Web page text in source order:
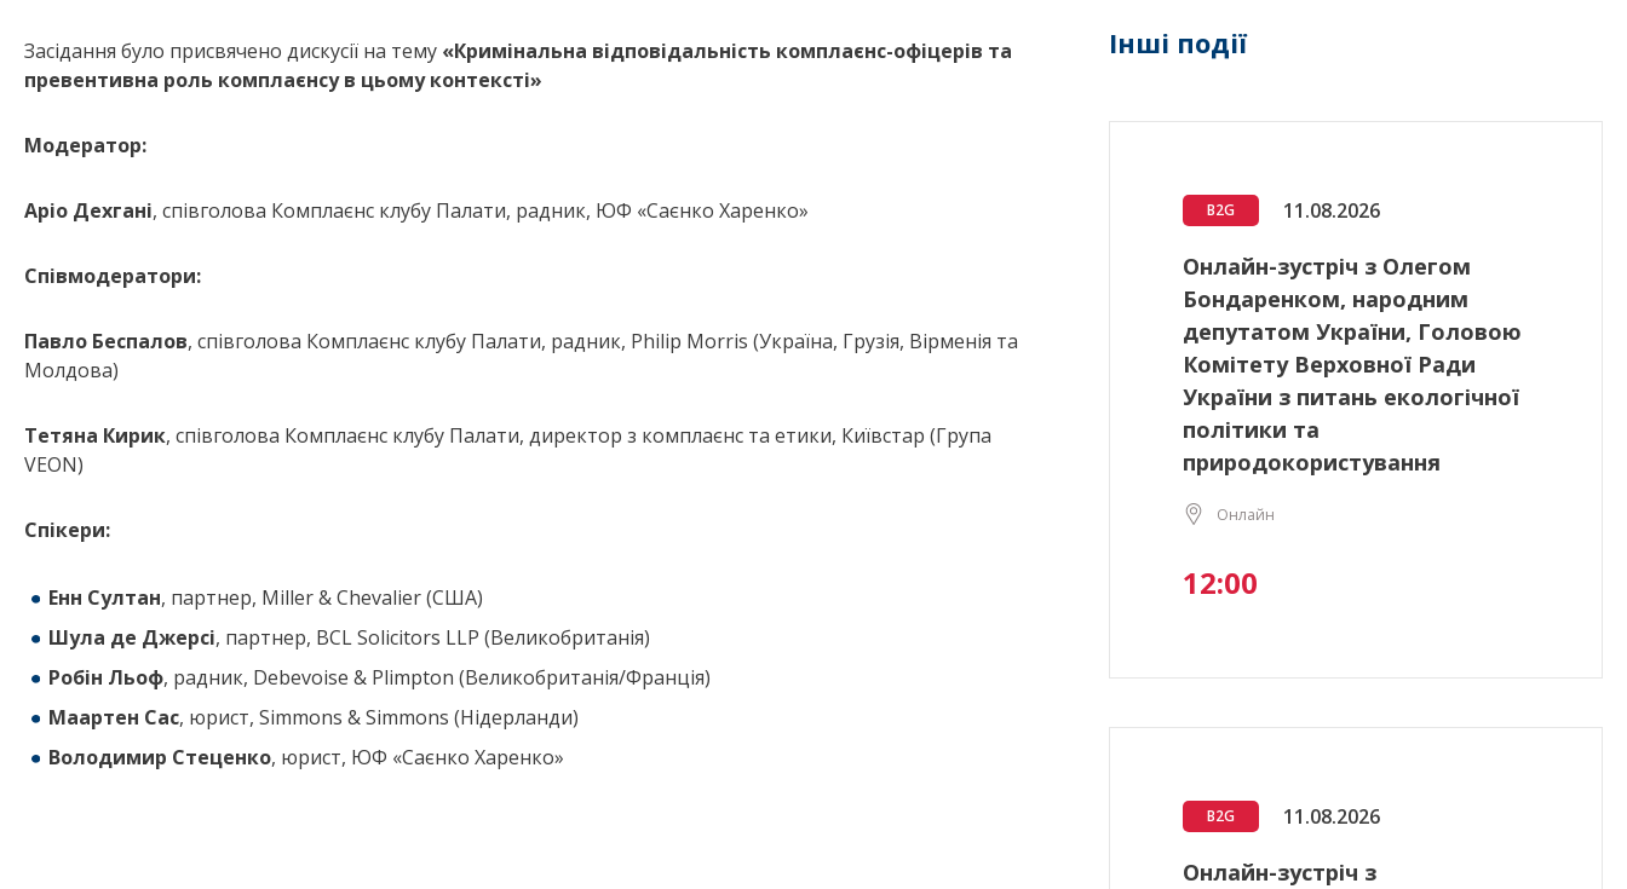
Засідання було присвячено дискусії на тему «Кримінальна відповідальність комплаєнс-офіцерів та
превентивна роль комплаєнсу в цьомуконтексті»
Модератор:
Аріо Дехгані, співголова Комплаєнс клубу Палати, радник, ЮФ «Саєнко Харенко»
Співмодератори:
Павло Беспалов, співголова Комплаєнс клубу Палати, радник, Philip Morris (Україна, Грузія, Вірменія та
Молдова)
Тетяна Кирик, співголова Комплаєнс клубу Палати, директор з комплаєнс та етики, Київстар (Група
VEON)
Спікери:
Енн Султан, партнер, Miller & Chevalier (США)
Шула де Джерсі, партнер, BCL Solicitors LLP (Великобританія)
Робін Льоф, радник, Debevoise & Plimpton (Великобританія/Франція)
Маартен Сас, юрист, Simmons & Simmons (Нідерланди)
Володимир Стеценко, юрист, ЮФ «Саєнко Харенко»
Інші події
B2G 11.08.2026
Онлайн-зустріч з Олегом
Бондаренком, народним
депутатом України, Головою
Комітету Верховної Ради
України з питань екологічної
політики та
природокористування
Онлайн
12:00
B2G 11.08.2026
Онлайн-зустріч з